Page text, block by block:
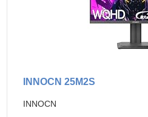
INNOCN 25M2S
INNOCN